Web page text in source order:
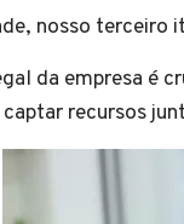
nosso terceiro
da empresa é
recursos